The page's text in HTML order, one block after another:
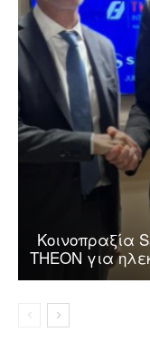
Κοινοπραξία
THEON για